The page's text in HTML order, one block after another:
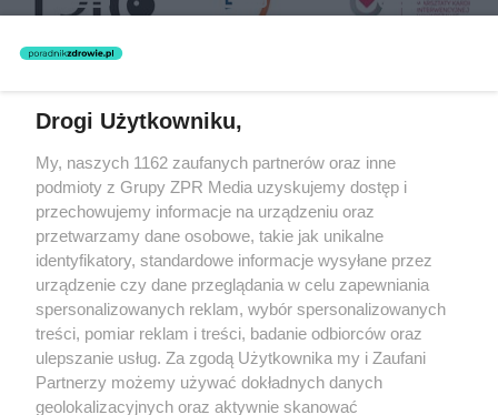
rozpowszechniany lub dalej rozpowszechniany w jakikolwiek sposób
(w tym także elektroniczny lub mechaniczny) na jakimkolwiek polu
eksploatacji w jakiejkolwiek formie, włącznie z umieszczaniem w
Internecie bez pisemnej zgody właściciela praw. Jakiekolwiek użycie
lub wykorzystanie utworów w całości lub w części z naruszeniem
prawa, tzn. bez właściwej zgody, jest zabronione pod groźbą kary i
może być ścigane prawnie.
Drogi Użytkowniku,
My, naszych 1162 zaufanych partnerów oraz inne
podmioty z Grupy ZPR Media uzyskujemy dostęp i
przechowujemy informacje na urządzeniu oraz
przetwarzamy dane osobowe, takie jak unikalne
identyfikatory, standardowe informacje wysyłane przez
urządzenie czy dane przeglądania w celu zapewniania
spersonalizowanych reklam, wybór spersonalizowanych
treści, pomiar reklam i treści, badanie odbiorców oraz
ulepszanie usług. Za zgodą Użytkownika my i Zaufani
Partnerzy możemy używać dokładnych danych
geolokalizacyjnych oraz aktywnie skanować